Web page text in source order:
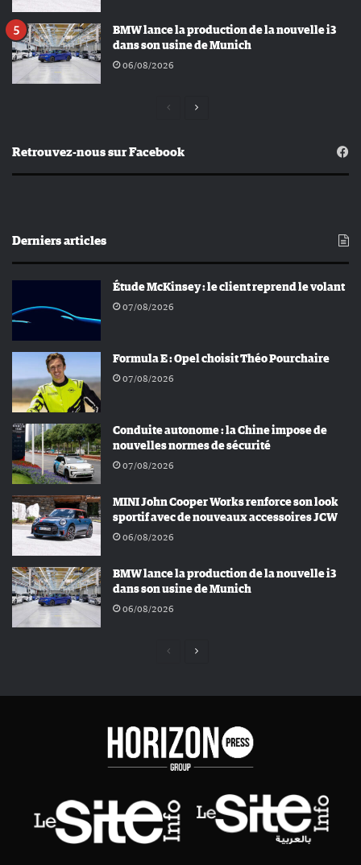
BMW lance la production de la nouvelle i3
dans son usine de Munich
06/08/2026
Page
Page
Retrouvez-nous sur Facebook
Derniers articles
Étude McKinsey : le client reprend le volant
07/08/2026
Formula E : Opel choisit Théo Pourchaire
07/08/2026
Conduite autonome : la Chine impose de
nouvelles normes de sécurité
07/08/2026
MINI John Cooper Works renforce son look
sportif avec de nouveaux accessoires JCW
06/08/2026
BMW lance la production de la nouvelle i3
dans son usine de Munich
06/08/2026
Page
Page